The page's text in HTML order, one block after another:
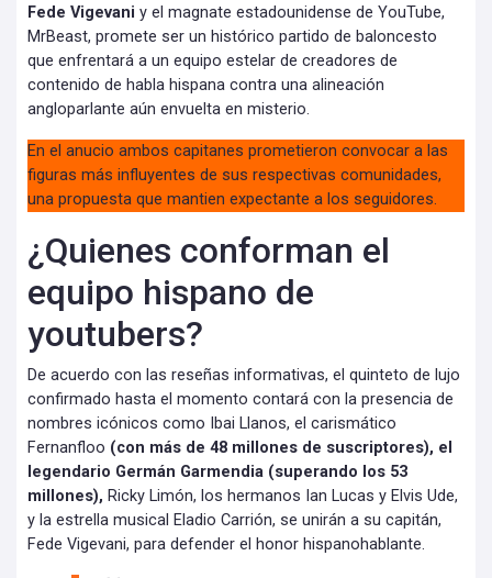
Fede Vigevani y el magnate estadounidense de YouTube,
MrBeast, promete ser un histórico partido de baloncesto
que enfrentará a un equipo estelar de creadores de
contenido de habla hispana contra una alineación
angloparlante aún envuelta en misterio.
En el anucio ambos capitanes prometieron convocar a las
figuras más influyentes de sus respectivas comunidades,
una propuesta que mantien expectante a los seguidores.
¿Quienes conforman el
equipo hispano de
youtubers?
De acuerdo con las reseñas informativas, el quinteto de lujo
confirmado hasta el momento contará con la presencia de
nombres icónicos como Ibai Llanos, el carismático
Fernanfloo (con más de 48 millones de suscriptores), el
legendario Germán Garmendia (superando los 53
millones), Ricky Limón, los hermanos Ian Lucas y Elvis Ude,
y la estrella musical Eladio Carrión, se unirán a su capitán,
Fede Vigevani, para defender el honor hispanohablante.